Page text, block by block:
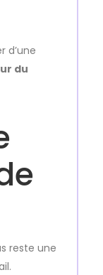
d’une
du
reste une